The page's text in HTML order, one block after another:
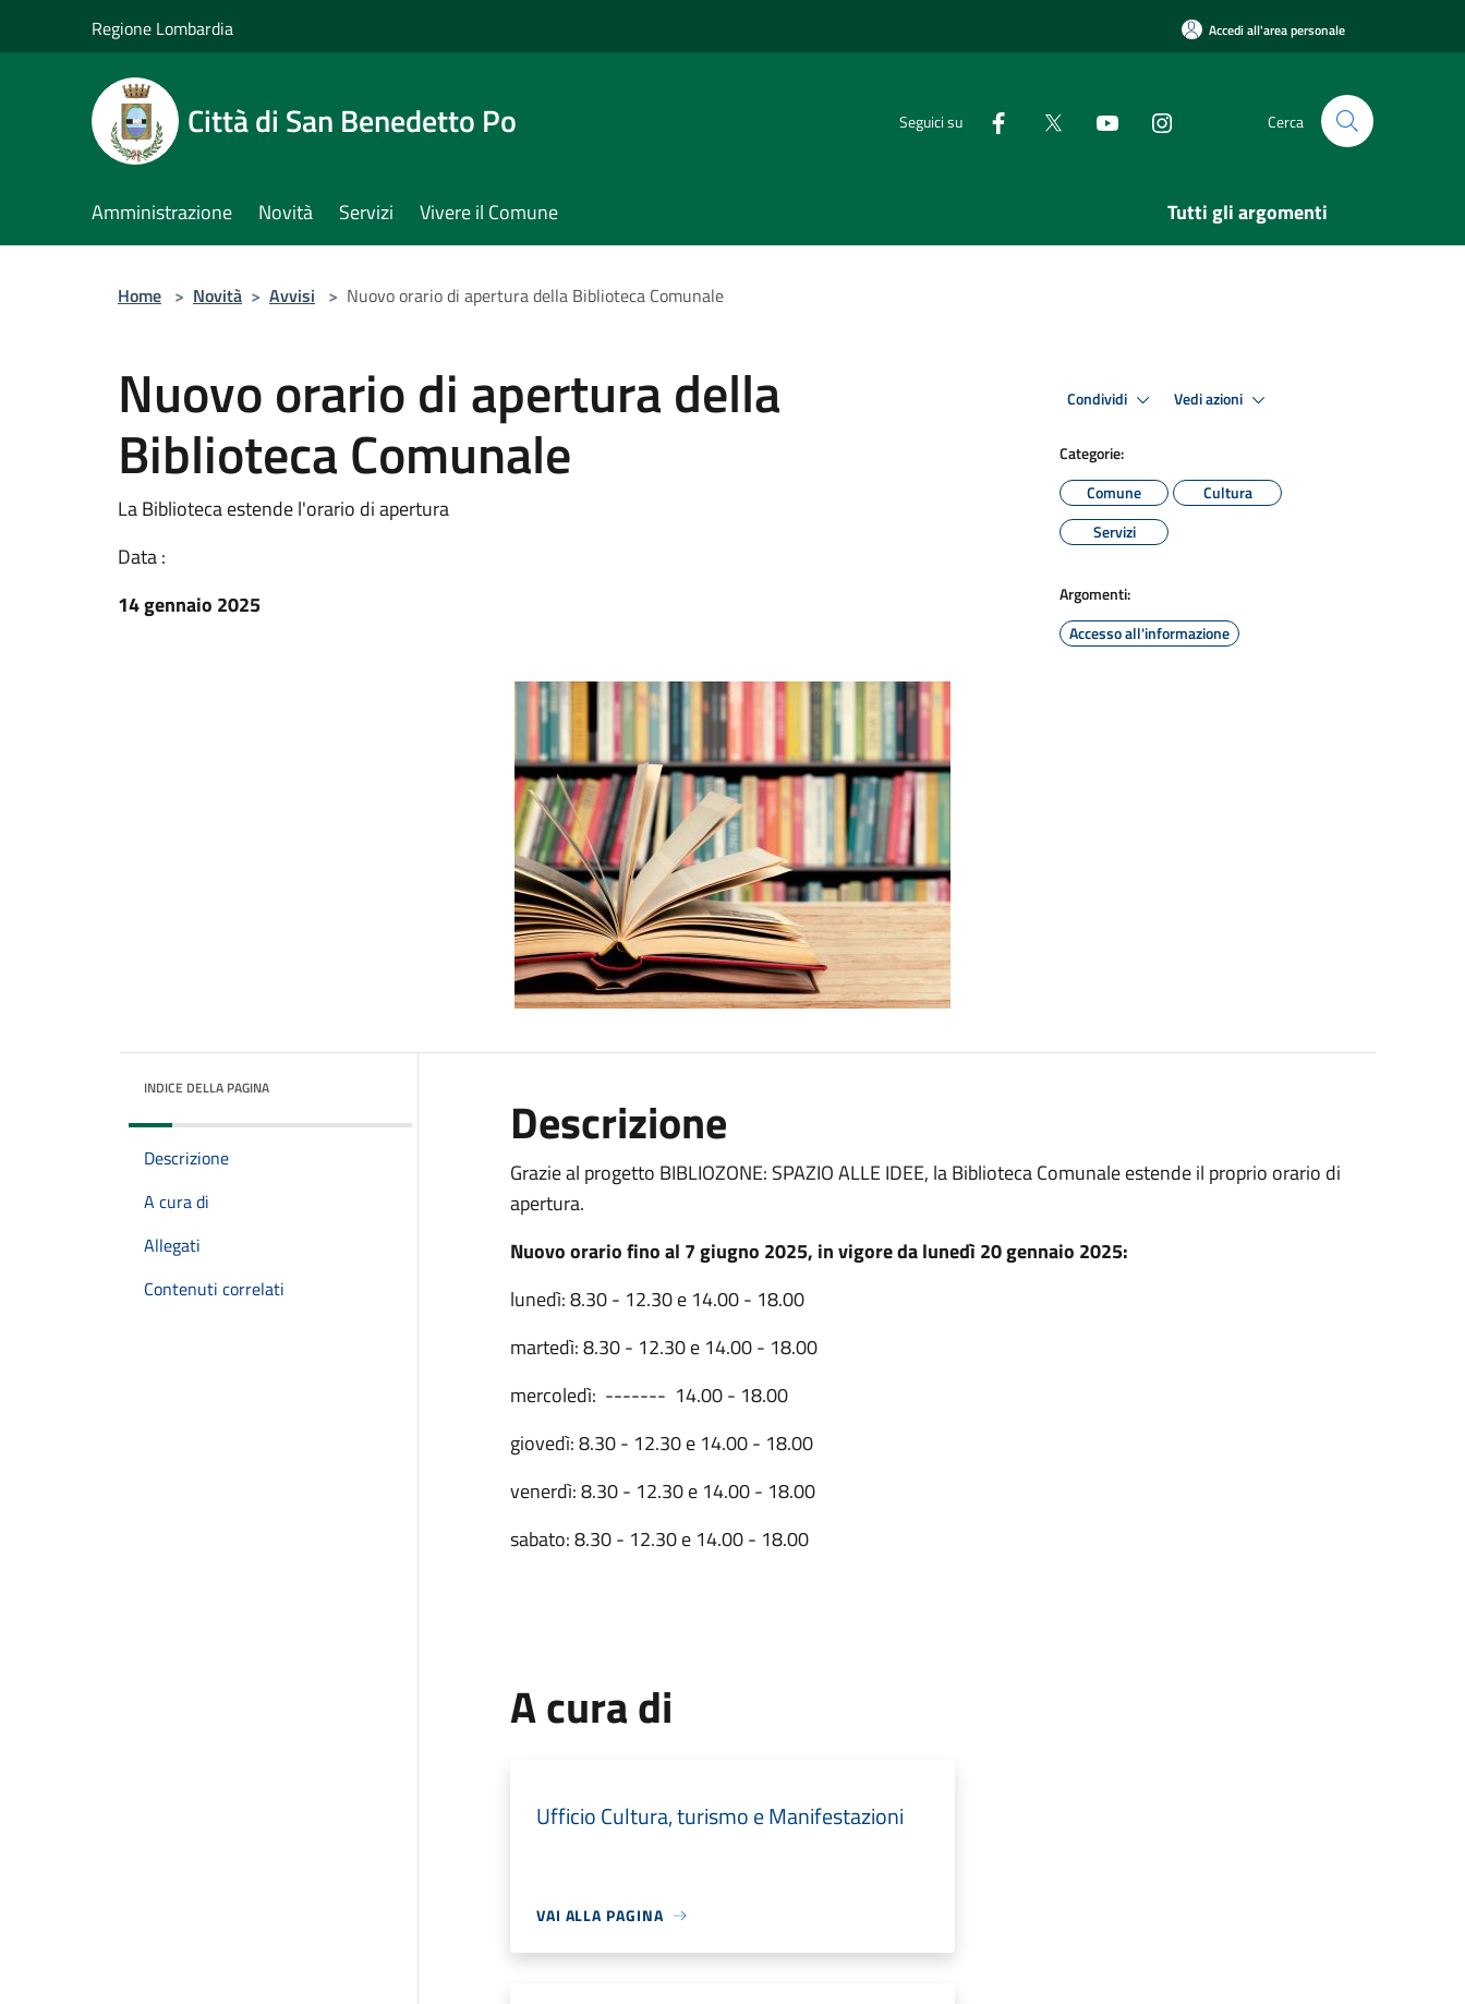
Regione Lombardia Accedi all'area personale
Città di San Benedetto Po Seguici su Cerca
Amministrazione Novità Servizi Vivere il Comune Tutti gli argomenti
Home > Novità > Avvisi > Nuovo orario di apertura della Biblioteca Comunale
Nuovo orario di apertura della
Biblioteca Comunale
La Biblioteca estende l'orario di apertura
Data :
14 gennaio 2025
Condividi Vedi azioni
Categorie:
Comune
Cultura
Servizi
Argomenti:
Accesso all'informazione
INDICE DELLA PAGINA
Descrizione
A cura di
Allegati
Contenuti correlati
Descrizione
Grazie al progetto BIBLIOZONE: SPAZIO ALLE IDEE, la Biblioteca Comunale estende il proprio orario di
apertura.
Nuovo orario fino al 7 giugno 2025, in vigore da lunedì 20 gennaio 2025:
lunedì: 8.30 - 12.30 e 14.00 - 18.00
martedì: 8.30 - 12.30 e 14.00 - 18.00
mercoledì: ------- 14.00 - 18.00
giovedì: 8.30 - 12.30 e 14.00 - 18.00
venerdì: 8.30 - 12.30 e 14.00 - 18.00
sabato: 8.30 - 12.30 e 14.00 - 18.00
A cura di
Ufficio Cultura, turismo e Manifestazioni
VAI ALLA PAGINA